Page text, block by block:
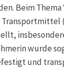
Beim
wur­de
und